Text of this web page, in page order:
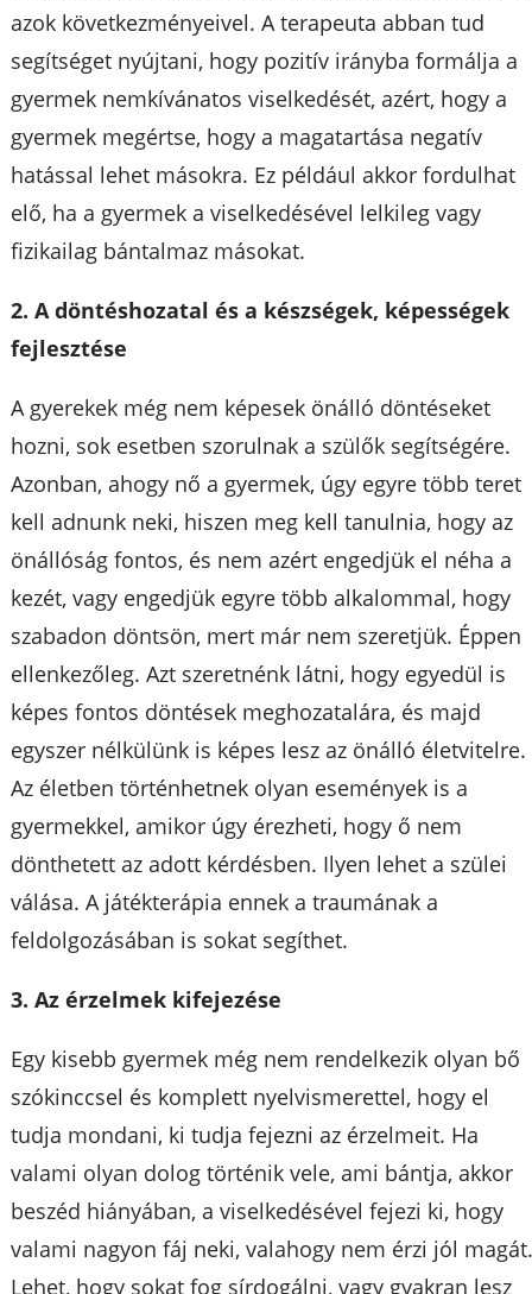
azok következményeivel. A terapeuta abban tud
segítséget nyújtani, hogy pozitív irányba formálja a
gyermek nemkívánatos viselkedését, azért, hogy a
gyermek megértse, hogy a magatartása negatív
hatással lehet másokra. Ez például akkor fordulhat
elő, ha a gyermek a viselkedésével lelkileg vagy
fizikailag bántalmaz másokat.
2. A döntéshozatal és a készségek, képességek
fejlesztése
A gyerekek még nem képesek önálló döntéseket
hozni, sok esetben szorulnak a szülők segítségére.
Azonban, ahogy nő a gyermek, úgy egyre több teret
kell adnunk neki, hiszen meg kell tanulnia, hogy az
önállóság fontos, és nem azért engedjük el néha a
kezét, vagy engedjük egyre több alkalommal, hogy
szabadon döntsön, mert már nem szeretjük. Éppen
ellenkezőleg. Azt szeretnénk látni, hogy egyedül is
képes fontos döntések meghozatalára, és majd
egyszer nélkülünk is képes lesz az önálló életvitelre.
Az életben történhetnek olyan események is a
gyermekkel, amikor úgy érezheti, hogy ő nem
dönthetett az adott kérdésben. Ilyen lehet a szülei
válása. A játékterápia ennek a traumának a
feldolgozásában is sokat segíthet.
3. Az érzelmek kifejezése
Egy kisebb gyermek még nem rendelkezik olyan bő
szókinccsel és komplett nyelvismerettel, hogy el
tudja mondani, ki tudja fejezni az érzelmeit. Ha
valami olyan dolog történik vele, ami bántja, akkor
beszéd hiányában, a viselkedésével fejezi ki, hogy
valami nagyon fáj neki, valahogy nem érzi jól
Lehet, hogy sokat fog sírdogálni, vagy gyakran lesz